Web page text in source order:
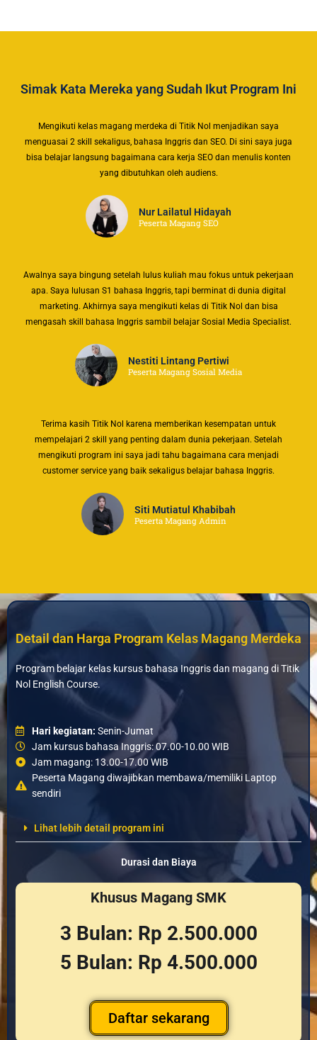
Simak Kata Mereka yang Sudah Ikut Program Ini
Mengikuti kelas magang merdeka di Titik Nol menjadikan saya
menguasai 2 skill sekaligus, bahasa Inggris dan SEO. Di sini saya juga
bisa belajar langsung bagaimana cara kerja SEO dan menulis konten
yang dibutuhkan oleh audiens.
Nur Lailatul Hidayah
Peserta Magang SEO
Awalnya saya bingung setelah lulus kuliah mau fokus untuk pekerjaan
apa. Saya lulusan S1 bahasa Inggris, tapi berminat di dunia digital
marketing. Akhirnya saya mengikuti kelas di Titik Nol dan bisa
mengasah skill bahasa Inggris sambil belajar Sosial Media Specialist.
Nestiti Lintang Pertiwi
Peserta Magang Sosial Media
Terima kasih Titik Nol karena memberikan kesempatan untuk
mempelajari 2 skill yang penting dalam dunia pekerjaan. Setelah
mengikuti program ini saya jadi tahu bagaimana cara menjadi
customer service yang baik sekaligus belajar bahasa Inggris.
Siti Mutiatul Khabibah
Peserta Magang Admin
Detail dan Harga Program Kelas Magang Merdeka
Program belajar kelas kursus bahasa Inggris dan magang di Titik
Nol English Course.
Hari kegiatan: Senin-Jumat
Jam kursus bahasa Inggris: 07.00-10.00 WIB
Jam magang: 13.00-17.00 WIB
Peserta Magang diwajibkan membawa/memiliki Laptop
sendiri
Lihat lebih detail program ini
Durasi dan Biaya
Khusus Magang SMK
3 Bulan: Rp 2.500.000
5 Bulan: Rp 4.500.000
Daftar sekarang